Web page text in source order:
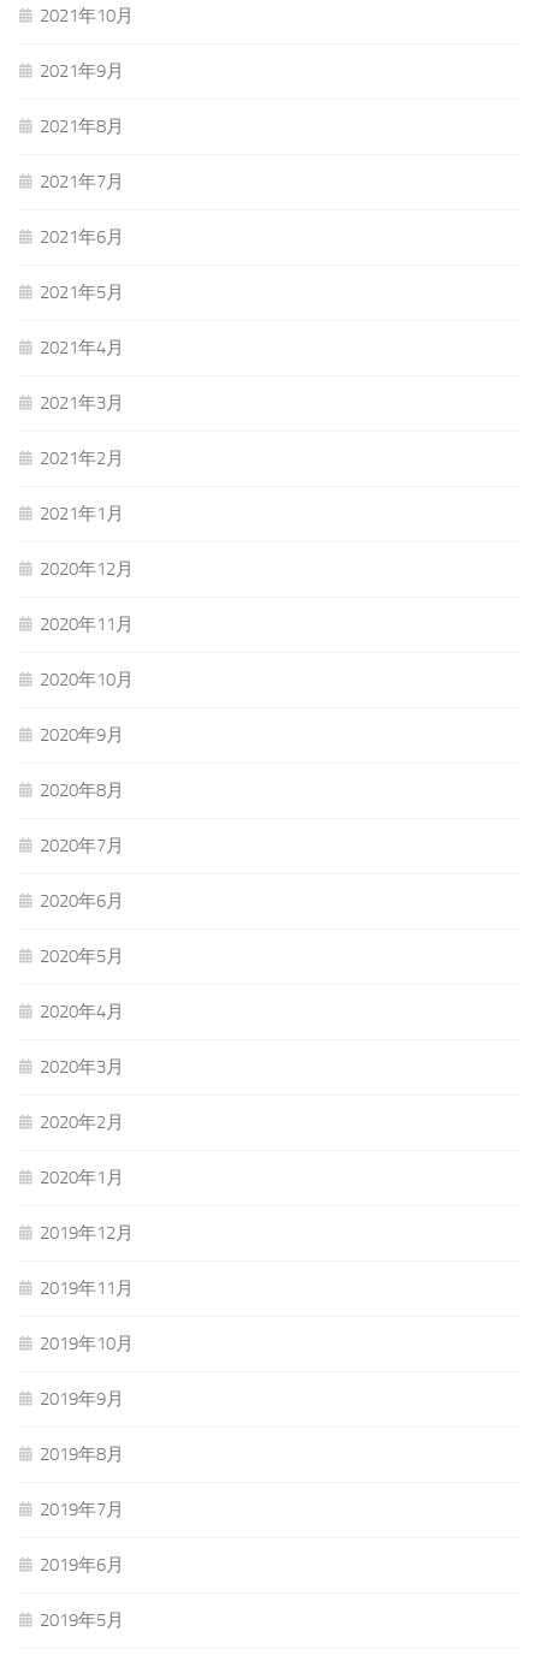
2021年10月
2021年9月
2021年8月
2021年7月
2021年6月
2021年5月
2021年4月
2021年3月
2021年2月
2021年1月
2020年12月
2020年11月
2020年10月
2020年9月
2020年8月
2020年7月
2020年6月
2020年5月
2020年4月
2020年3月
2020年2月
2020年1月
2019年12月
2019年11月
2019年10月
2019年9月
2019年8月
2019年7月
2019年6月
2019年5月